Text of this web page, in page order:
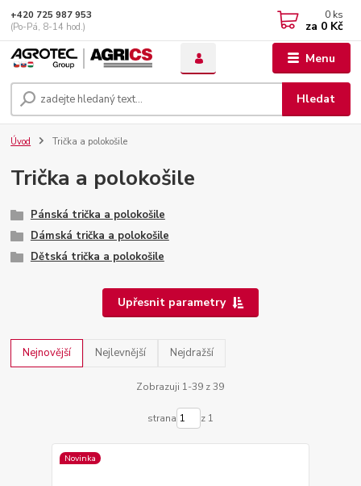
Menu
Hledat
+420 725 987 953
(Po-Pá, 8-14 hod.)
0 ks
za 0 Kč
Úvod Trička a polokošile
Trička a polokošile
Pánská trička a polokošile
Dámská trička a polokošile
Dětská trička a polokošile
Upřesnit parametry
Nejnovější Nejlevnější Nejdražší
Zobrazuji 1-39 z 39
strana z 1
Novinka